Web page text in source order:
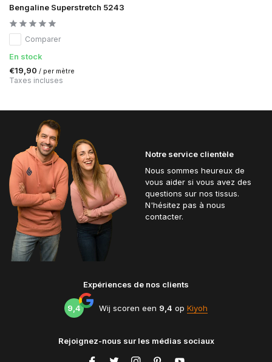
Bengaline Superstretch 5243
Comparer
En stock
€19,90 / per mètre
Taxes incluses
Notre service clientèle
Nous sommes heureux de
vous aider si vous avez des
questions sur nos tissus.
N'hésitez pas à nous
contacter.
Expériences de nos clients
9,4 Wij scoren een 9,4 op Kiyoh
Rejoignez-nous sur les médias sociaux